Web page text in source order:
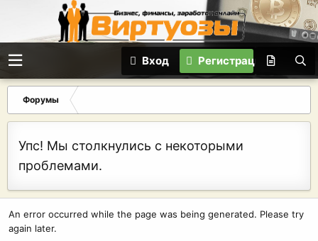
Вход Регистрация
Форумы
Упс! Мы столкнулись с некоторыми
проблемами.
An error occurred while the page was being generated. Please try
again later.